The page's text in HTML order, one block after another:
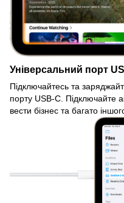
Універсальний порт
Підключайтесь та
порту USB-C. Підключайте
вести бізнес та багато